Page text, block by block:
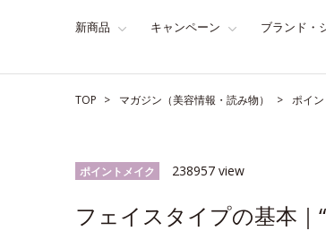
新商品 キャンペーン ブランド・
TOP マガジン（美容情報・読み物） ポイ
ポイントメイク 238957 view
フェイスタイプの基本｜